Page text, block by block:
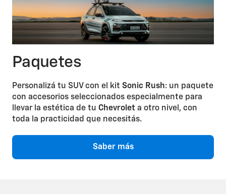
Paquetes
Personalizá tu SUV con el kit Sonic Rush: un paquete
con accesorios seleccionados especialmente para
llevar la estética de tu Chevrolet a otro nivel, con
toda la practicidad que necesitás.
Saber más